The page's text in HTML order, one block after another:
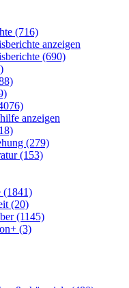
(716)
anzeigen
(690)
anzeigen
(279)
(153)
(1841)
(20)
(1145)
(3)